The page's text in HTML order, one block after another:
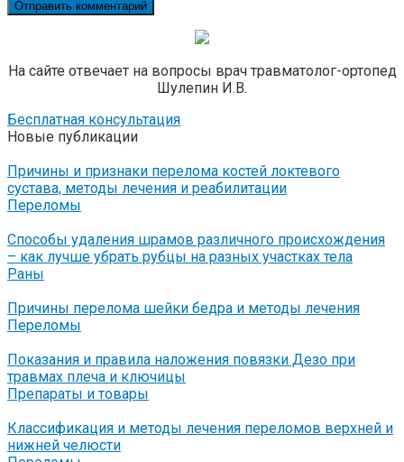
На сайте отвечает на вопросы врач травматолог-ортопед
Шулепин И.В.
Бесплатная консультация
Новые публикации
Причины и признаки перелома костей локтевого
сустава, методы лечения и реабилитации
Переломы
Способы удаления шрамов различного происхождения
– как лучше убрать рубцы на разных участках тела
Раны
Причины перелома шейки бедра и методы лечения
Переломы
Показания и правила наложения повязки Дезо при
травмах плеча и ключицы
Препараты и товары
Классификация и методы лечения переломов верхней и
нижней челюсти